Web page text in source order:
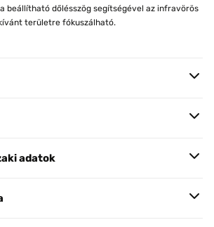
beállítható dőlésszög segítségével az infravörös
területre fókuszálható.
adatok